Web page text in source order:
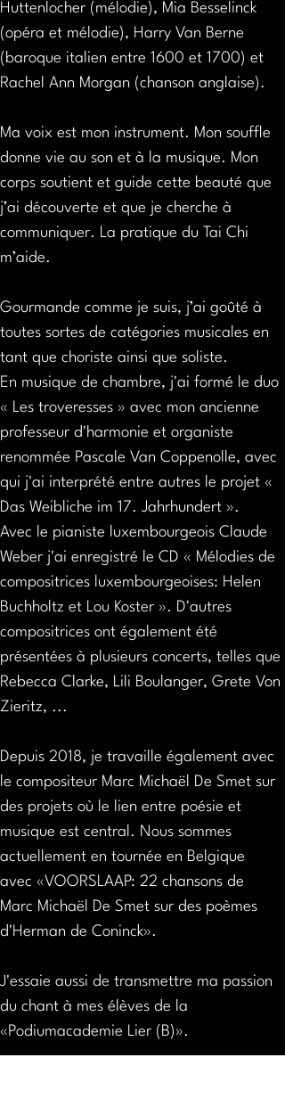
Huttenlocher (mélodie), Mia Besselinck
(opéra et mélodie), Harry Van Berne
(baroque italien entre 1600 et 1700) et
Rachel Ann Morgan (chanson anglaise).
Ma voix est mon instrument. Mon souffle
donne vie au son et à la musique. Mon
corps soutient et guide cette beauté que
j’ai découverte et que je cherche à
communiquer. La pratique du Tai Chi
m’aide.
Gourmande comme je suis, j’ai goûté à
toutes sortes de catégories musicales en
tant que choriste ainsi que soliste.
En musique de chambre, j'ai formé le duo
« Les troveresses » avec mon ancienne
professeur d'harmonie et organiste
renommée Pascale Van Coppenolle, avec
qui j'ai interprété entre autres le projet «
Das Weibliche im 17. Jahrhundert ».
Avec le pianiste luxembourgeois Claude
Weber j'ai enregistré le CD « Mélodies de
compositrices luxembourgeoises: Helen
Buchholtz et Lou Koster ». D'autres
compositrices ont également été
présentées à plusieurs concerts, telles que
Rebecca Clarke, Lili Boulanger, Grete Von
Zieritz, ...
Depuis 2018, je travaille également avec
le compositeur Marc Michaël De Smet sur
des projets où le lien entre poésie et
musique est central. Nous sommes
actuellement en tournée en Belgique
avec «VOORSLAAP: 22 chansons de
Marc Michaël De Smet sur des poèmes
d'Herman de Coninck».
J'essaie aussi de transmettre ma passion
du chant à mes élèves de la
«Podiumacademie Lier (B)».